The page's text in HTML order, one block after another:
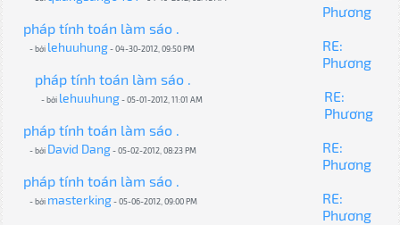
Phương
pháp tính toán làm sáo .
- bởi lehuuhung- 04-30-2012, 09:50 PM
RE:
Phương
pháp tính toán làm sáo .
- bởi lehuuhung- 05-01-2012, 11:01 AM
RE:
Phương
pháp tính toán làm sáo .
- bởi David Dang- 05-02-2012, 08:23 PM
RE:
Phương
pháp tính toán làm sáo .
- bởi masterking- 05-06-2012, 09:00 PM
RE:
Phương